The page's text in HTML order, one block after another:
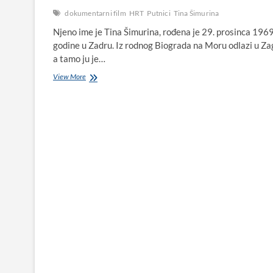
dokumentarni film HRT Putnici Tina Šimurina
Njeno ime je Tina Šimurina, rođena je 29. prosinca
godine u Zadru. Iz rodnog Biograda na Moru odlazi u
a tamo ju je…
View MoreBiograjka